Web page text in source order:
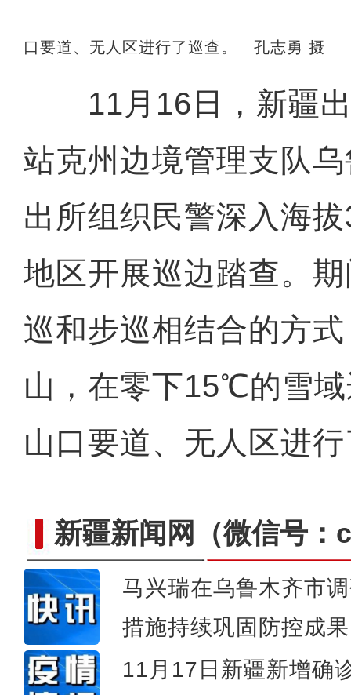
口要道、无人区进行了巡查。 孔志勇 摄
11月16日，新疆出
站克州边境管理支队
出所组织民警深入海
地区开展巡边踏查。
巡和步巡相结合的方
山，在零下15℃的雪
山口要道、无人区进
新疆新闻网 （微信号
马兴瑞在乌鲁木齐市
措施持续巩固防控成
11月17日新疆新增确
【万人说新疆】新疆青年北